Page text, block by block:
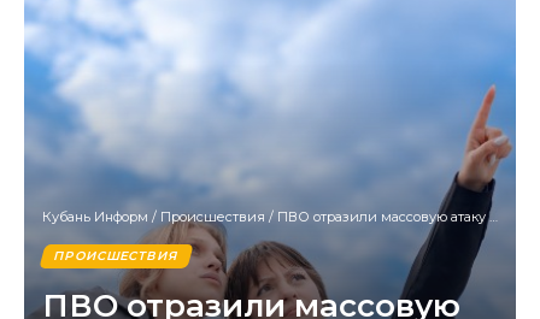
Кубань Информ / Происшествия / ПВО отразили массовую атаку ВСУ. Перехвачено 155 дронов
ПРОИСШЕСТВИЯ
ПВО отразили массовую